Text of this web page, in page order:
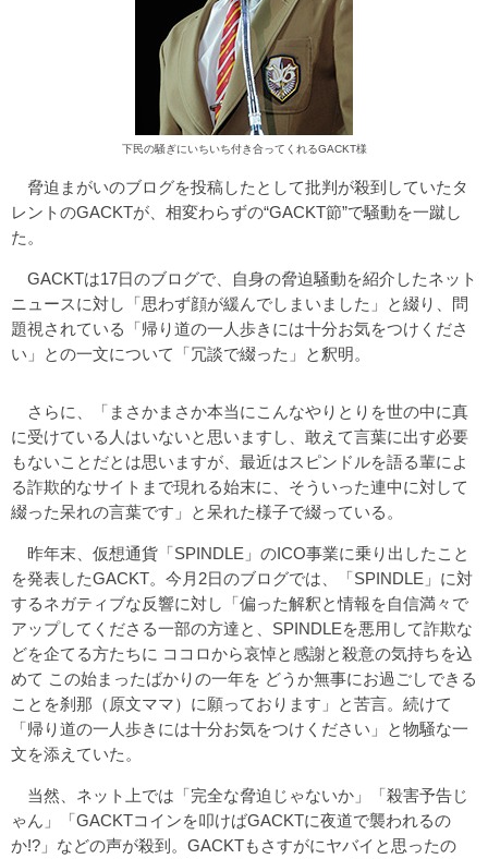
下民の騒ぎにいちいち付き合ってくれるGACKT様
脅迫まがいのブログを投稿したとして批判が殺到していたタ
レントのGACKTが、相変わらずの“GACKT節”で騒動を一蹴し
た。
GACKTは17日のブログで、自身の脅迫騒動を紹介したネット
ニュースに対し「思わず顔が緩んでしまいました」と綴り、問
題視されている「帰り道の一人歩きには十分お気をつけくださ
い」との一文について「冗談で綴った」と釈明。
さらに、「まさかまさか本当にこんなやりとりを世の中に真
に受けている人はいないと思いますし、敢えて言葉に出す必要
もないことだとは思いますが、最近はスピンドルを語る輩によ
る詐欺的なサイトまで現れる始末に、そういった連中に対して
綴った呆れの言葉です」と呆れた様子で綴っている。
昨年末、仮想通貨「SPINDLE」のICO事業に乗り出したこと
を発表したGACKT。今月2日のブログでは、「SPINDLE」に対
するネガティブな反響に対し「偏った解釈と情報を自信満々で
アップしてくださる一部の方達と、SPINDLEを悪用して詐欺な
どを企てる方たちに ココロから哀悼と感謝と殺意の気持ちを込
めて この始まったばかりの一年を どうか無事にお過ごしできる
ことを刹那（原文ママ）に願っております」と苦言。続けて
「帰り道の一人歩きには十分お気をつけください」と物騒な一
文を添えていた。
当然、ネット上では「完全な脅迫じゃないか」「殺害予告じ
ゃん」「GACKTコインを叩けばGACKTに夜道で襲われるの
か!?」などの声が殺到。GACKTもさすがにヤバイと思ったの